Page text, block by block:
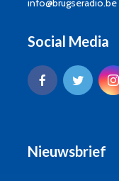
info@brugseradio.be
Social Media
Nieuwsbrief